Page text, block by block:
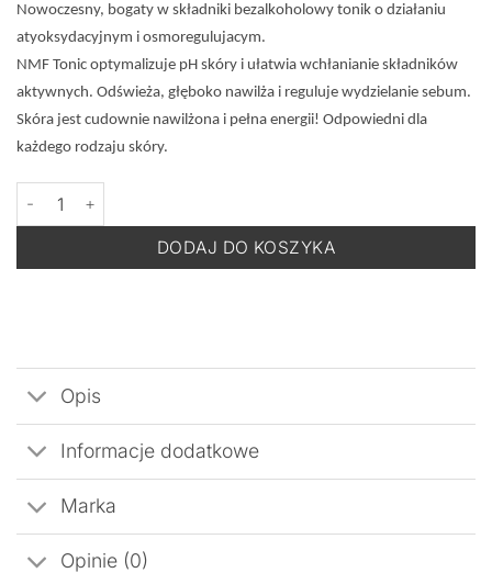
Nowoczesny, bogaty w składniki bezalkoholowy tonik o działaniu
atyoksydacyjnym i osmoregulujacym.
NMF Tonic optymalizuje pH skóry i ułatwia wchłanianie składników
aktywnych. Odświeża, głęboko nawilża i reguluje wydzielanie sebum.
Skóra jest cudownie nawilżona i pełna energii! Odpowiedni dla
każdego rodzaju skóry.
ilość INNOAESTHETICS N.M.F. Tonic - Antyoksydacyjny Tonik
DODAJ DO KOSZYKA
Opis
Informacje dodatkowe
Marka
Opinie (0)